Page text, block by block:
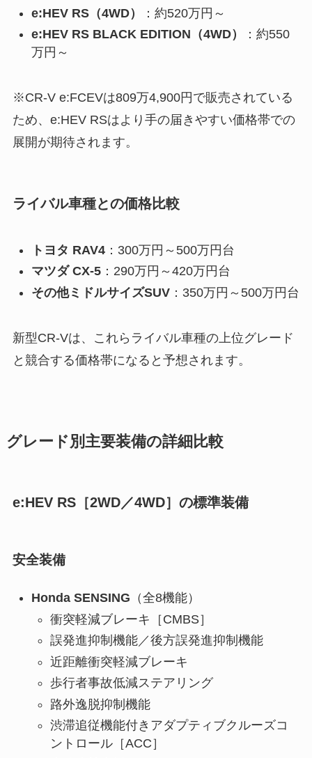
e:HEV RS（4WD）
：約520万円～
e:HEV RS BLACK EDITION（4WD）
：約550
万円～
※CR-V e:FCEVは809万4,900円で販売されている
ため、e:HEV RSはより手の届きやすい価格帯での
展開が期待されます。
ライバル車種との価格比較
トヨタ RAV4：300万円～500万円台
マツダ CX-5：290万円～420万円台
その他ミドルサイズSUV：350万円～500万円台
新型CR-Vは、これらライバル車種の上位グレード
と競合する価格帯になると予想されます。
グレード別主要装備の詳細比較
e:HEV RS［2WD／4WD］の標準装備
安全装備
Honda SENSING （全8機能）
衝突軽減ブレーキ［CMBS］
誤発進抑制機能／後方誤発進抑制機能
近距離衝突軽減ブレーキ
歩行者事故低減ステアリング
路外逸脱抑制機能
渋滞追従機能付きアダプティブクルーズコ
ントロール［ACC］